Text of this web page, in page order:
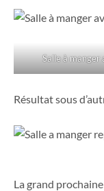
Salle à manger
Résultat sous
La grand